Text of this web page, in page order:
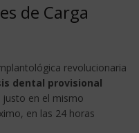
de Carga
revolucionaria
dental provisional
en el mismo
en las 24 horas